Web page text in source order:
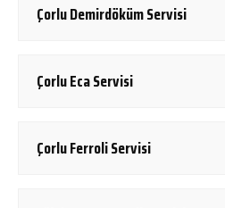
Çorlu Demirdöküm Servisi
Çorlu Eca Servisi
Çorlu Ferroli Servisi